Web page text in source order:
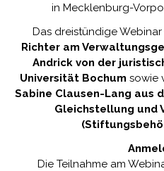
in Mecklenburg-
Das dreistündige
Richter am
Andrick von der
Universität Bochum sowie
Sabine Clausen-Lang aus
Gleichstellung und
Die Teilnahme am